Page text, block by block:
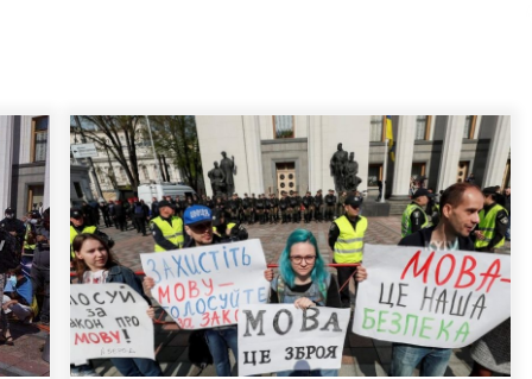
Названо найнебезпечніший район
столиці
8 років ago
Рекордний хабар та незаконне
збагачення: в чому звинувачують
заступника начальника столичної
податкової
6 років ago
Вместо кинотеатра “Нивки”